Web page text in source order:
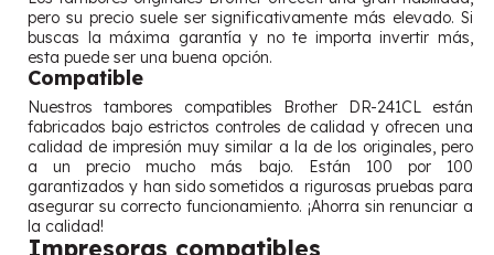
pero su precio suele ser significativamente más elevado. Si
buscas la máxima garantía y no te importa invertir más,
esta puede ser una buena opción.
Compatible
Nuestros tambores compatibles Brother DR-241CL están
fabricados bajo estrictos controles de calidad y ofrecen una
calidad de impresión muy similar a la de los originales, pero
a un precio mucho más bajo. Están 100 por 100
garantizados y han sido sometidos a rigurosas pruebas para
asegurar su correcto funcionamiento. ¡Ahorra sin renunciar a
la calidad!
Impresoras compatibles